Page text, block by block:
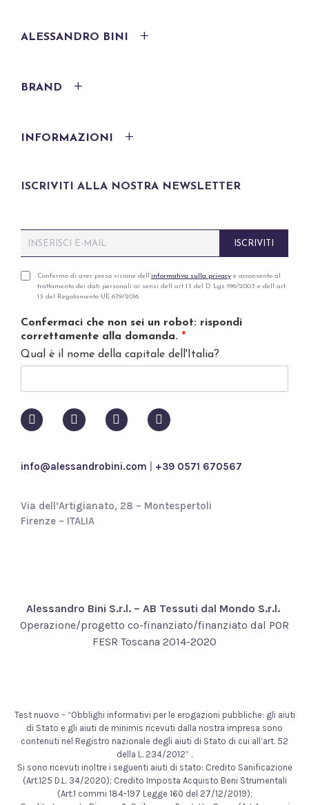
ALESSANDRO BINI
BRAND
INFORMAZIONI
ISCRIVITI ALLA NOSTRA NEWSLETTER
m
iP
v
a
y
i
c
Confermo di aver preso visione dell’informativa sulla privacy e acconsento al
trattamento dei dati personali ai sensi dell art 13 del D Lgs 196/2003 e dell art
13 del Regolamento UE 679/2016.
Confermaci che non sei un robot: rispondi
correttamente alla domanda. *
Qual è il nome della capitale dell'Italia?
ISCRIVITI
info@alessandrobini.com +39 0571 670567
Via dell’Artigianato, 28 – Montespertoli
Firenze – ITALIA
Alessandro Bini S.r.l. – AB Tessuti dal Mondo S.r.l.
Operazione/progetto co-finanziato/finanziato dal POR
FESR Toscana 2014-2020
Test nuovo – “Obblighi informativi per le erogazioni pubbliche: gli aiuti
di Stato e gli aiuti de minimis ricevuti dalla nostra impresa sono
contenuti nel Registro nazionale degli aiuti di Stato di cui all’art. 52
della L. 234/2012” .
Si sono ricevuti inoltre i seguenti aiuti di stato: Credito Sanificazione
(Art.125 D.L. 34/2020); Credito Imposta Acquisto Beni Strumentali
(Art.1 commi 184-197 Legge 160 del 27/12/2019);